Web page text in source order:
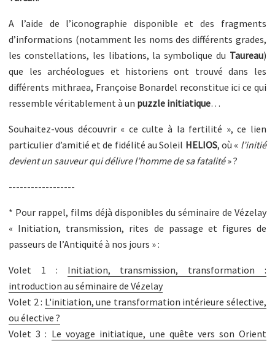
A l’aide de l’iconographie disponible et des fragments
d’informations (notamment les noms des différents grades,
les constellations, les libations, la symbolique du Taureau)
que les archéologues et historiens ont trouvé dans les
différents mithraea, Françoise Bonardel reconstitue ici ce qui
ressemble véritablement à un puzzle initiatique…
Souhaitez-vous découvrir « ce culte à la fertilité », ce lien
particulier d’amitié et de fidélité au Soleil HELIOS, où « l’initié
devient un sauveur qui délivre l’homme de sa fatalité» ?
------------------
* Pour rappel, films déjà disponibles du séminaire de Vézelay
« Initiation, transmission, rites de passage et figures de
passeurs de l’Antiquité à nos jours » :
Volet 1 : Initiation, transmission, transformation :
introduction au séminaire de Vézelay
Volet 2 : L'initiation, une transformation intérieure sélective,
ou élective ?
Volet 3 : Le voyage initiatique, une quête vers son Orient